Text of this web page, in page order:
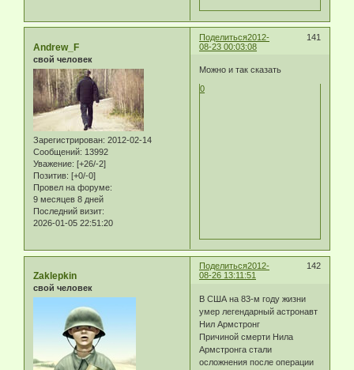
Поделиться 141
2012-
08-23 00:03:08
Andrew_F
свой человек
Зарегистрирован: 2012-02-14
Сообщений: 13992
Уважение: [+26/-2]
Позитив: [+0/-0]
Провел на форуме:
9 месяцев 8 дней
Последний визит:
2026-01-05 22:51:20
Можно и так сказать
0
Поделиться 142
2012-
08-26 13:11:51
Zaklepkin
свой человек
В США на 83-м году жизни
умер легендарный астронавт
Нил Армстронг
Причиной смерти Нила
Армстронга стали
осложнения после операции